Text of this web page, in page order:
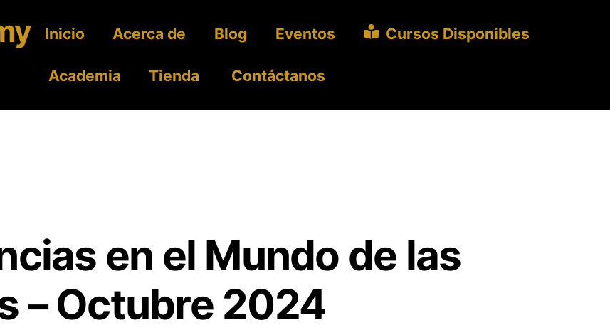
Inicio Acerca de Blog Eventos Cursos Disponibles
Academia Tienda Contáctanos
en el Mundo de las
– Octubre 2024